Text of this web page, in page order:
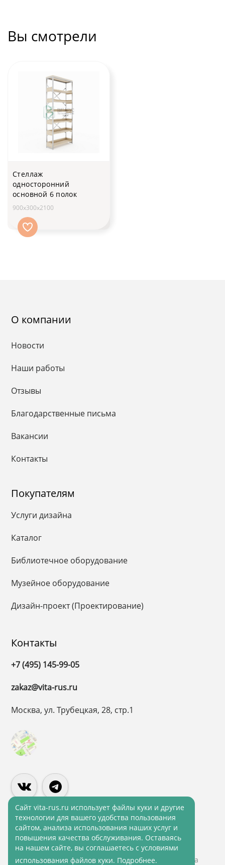
Вы смотрели
Стеллаж
односторонний
основной 6 полок
900х300х2100
О компании
Новости
Наши работы
Отзывы
Благодарственные письма
Вакансии
Контакты
Покупателям
Услуги дизайна
Каталог
Библиотечное оборудование
Музейное оборудование
Дизайн-проект (Проектирование)
Контакты
+7 (495) 145-99-05
zakaz@vita-rus.ru
Москва, ул. Трубецкая, 28, стр.1
© 2001 - 2026 ВитаРус. Информация сайта защищена
Политика конфиденциальности
Политика обработки персональных данных
Cайт vita-rus.ru использует файлы куки и другие
технологии для вашего удобства пользования
сайтом, анализа использования наших услуг и
повышения качества обслуживания. Оставаясь
на нашем сайте, вы соглашаетесь с условиями
использования файлов куки. Подробнее.